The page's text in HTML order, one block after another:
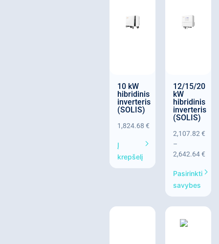
10 kW
hibridinis
inverteris
(SOLIS)
1,824.68 €
Į
krepšelį
12/15/20
kW
hibridinis
inverteris
(SOLIS)
2,107.82 €
–
2,642.64€
Pasirinkti
savybes